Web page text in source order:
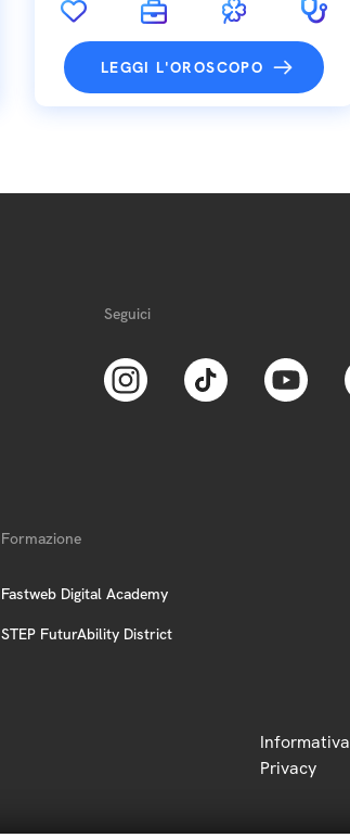
LEGGI L'OROSCOPO
Seguici
Formazione
Fastweb Digital Academy
STEP FuturAbility District
Informativa
Privacy